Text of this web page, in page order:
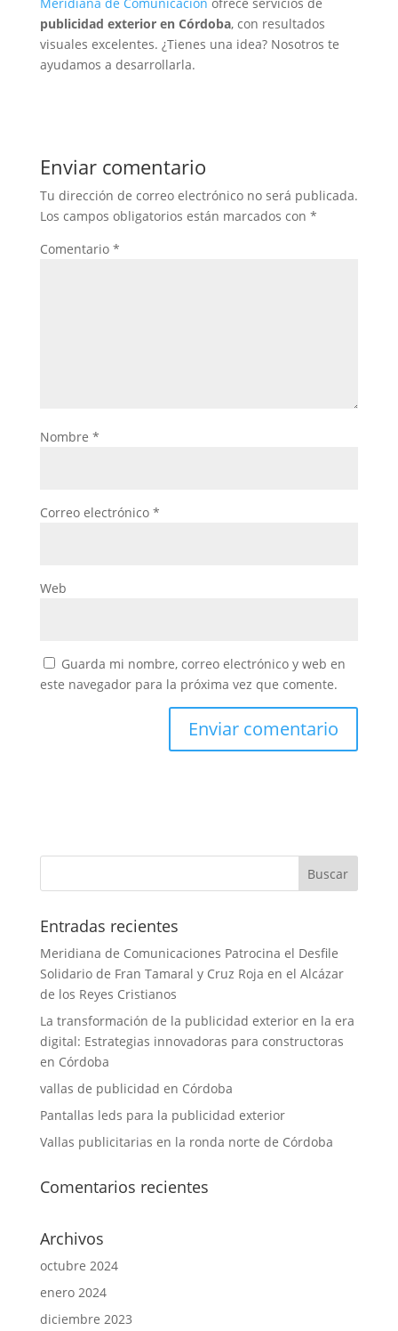
Meridiana de Comunicación ofrece servicios de
publicidad exterior en Córdoba, con resultados
visuales excelentes. ¿Tienes una idea? Nosotros te
ayudamos a desarrollarla.
Enviar comentario
Tu dirección de correo electrónico no será publicada.
Los campos obligatorios están marcados con *
Comentario *
Nombre *
Correo electrónico *
Web
Guarda mi nombre, correo electrónico y web en
este navegador para la próxima vez que comente.
Entradas recientes
Meridiana de Comunicaciones Patrocina el Desfile
Solidario de Fran Tamaral y Cruz Roja en el Alcázar
de los Reyes Cristianos
La transformación de la publicidad exterior en la era
digital: Estrategias innovadoras para constructoras
en Córdoba
vallas de publicidad en Córdoba
Pantallas leds para la publicidad exterior
Vallas publicitarias en la ronda norte de Córdoba
Comentarios recientes
Archivos
octubre 2024
enero 2024
diciembre 2023